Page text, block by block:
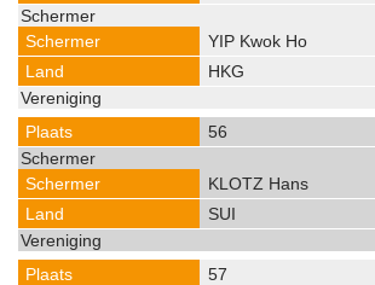
YIP Kwok Ho
HKG
56
KLOTZ Hans
SUI
57